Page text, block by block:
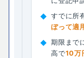
すでに所
ぼって適
期限まで
高で10万